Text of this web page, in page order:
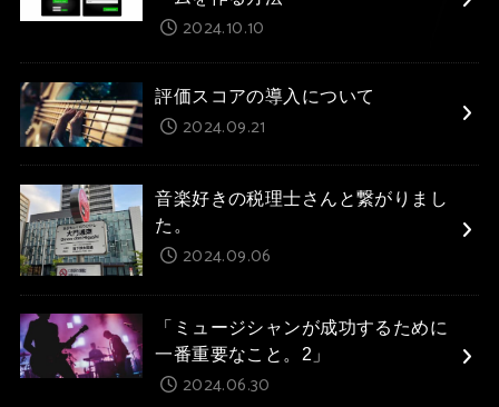
2024.10.10
評価スコアの導入について
2024.09.21
音楽好きの税理士さんと繋がりまし
た。
2024.09.06
「ミュージシャンが成功するために
一番重要なこと。2」
2024.06.30